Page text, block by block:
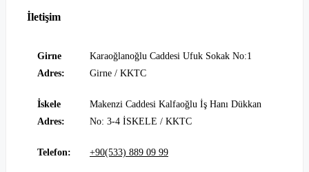
İletişim
Girne
Adres:
Karaoğlanoğlu Caddesi Ufuk Sokak No:1
Girne / KKTC
İskele
Adres:
Makenzi Caddesi Kalfaoğlu İş Hanı Dükkan
No: 3-4 İSKELE / KKTC
Telefon: +90(533) 889 09 99